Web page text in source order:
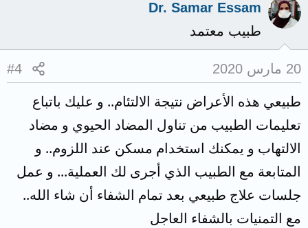
Dr. Samar Essam
طبيب معتمد
20 مارس 2020 #4
طبيعي هذه الأعراض نتيجة الالتئام.. و عليك باتباع
تعليمات الطبيب من تناول المضاد الحيوي و مضاد
الالتهاب و يمكنك استخدام مسكن عند اللزوم.. و
المتابعة مع الطبيب الذي أجرى لك العملية... و عمل
جلسات علاج طبيعي بعد تمام الشفاء أن شاء الله..
مع التمنيات بالشفاء العاجل